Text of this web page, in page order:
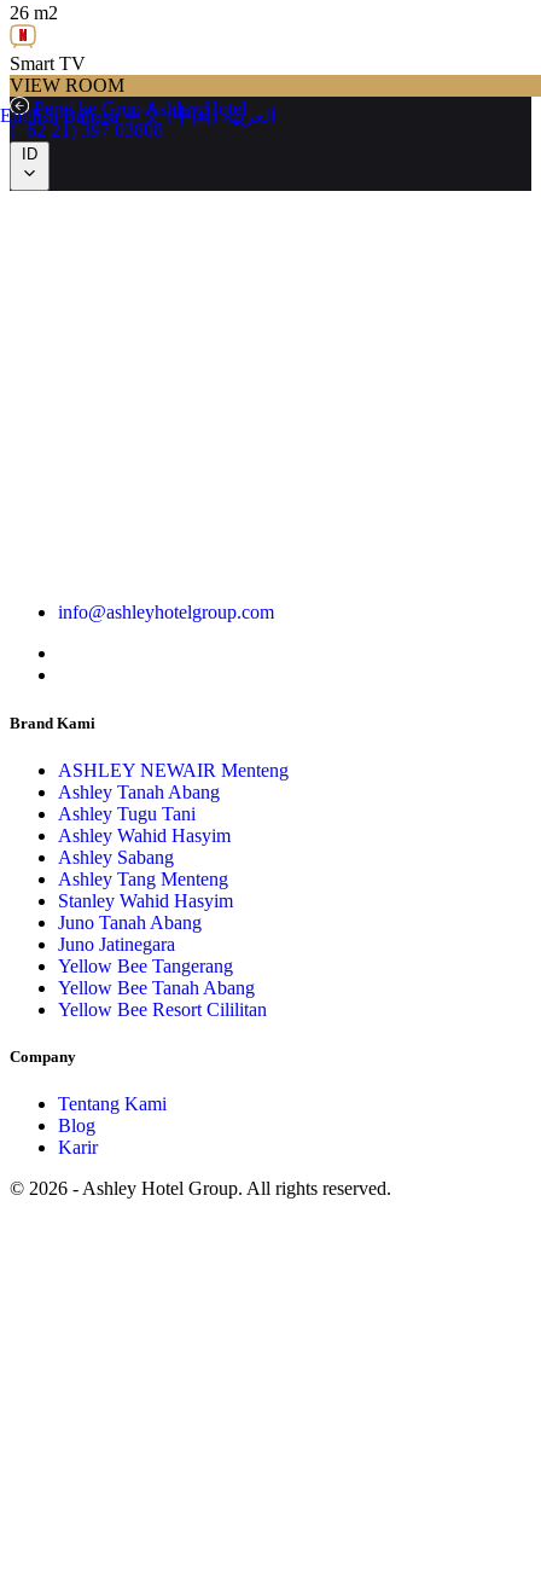
26 m2
Smart TV
VIEW ROOM
Pergi ke Grup Ashley Hotel
(+62 21) 397 03808
ID
EnglishBahasa中文 (中国)العربية
info@ashleyhotelgroup.com
Brand Kami
ASHLEY NEWAIR Menteng
Ashley Tanah Abang
Ashley Tugu Tani
Ashley Wahid Hasyim
Ashley Sabang
Ashley Tang Menteng
Stanley Wahid Hasyim
Juno Tanah Abang
Juno Jatinegara
Yellow Bee Tangerang
Yellow Bee Tanah Abang
Yellow Bee Resort Cililitan
Company
Tentang Kami
Blog
Karir
© 2026 - Ashley Hotel Group. All rights reserved.